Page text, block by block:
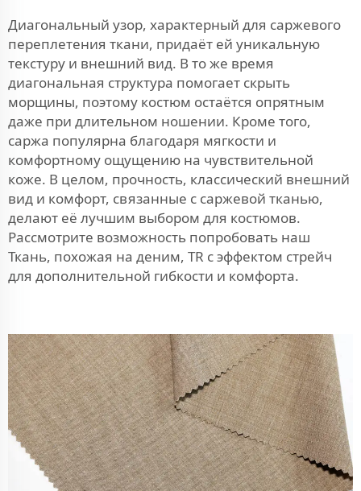
Диагональный узор, характерный для саржевого
переплетения ткани, придаёт ей уникальную
текстуру и внешний вид. В то же время
диагональная структура помогает скрыть
морщины, поэтому костюм остаётся опрятным
даже при длительном ношении. Кроме того,
саржа популярна благодаря мягкости и
комфортному ощущению на чувствительной
коже. В целом, прочность, классический внешний
вид и комфорт, связанные с саржевой тканью,
делают её лучшим выбором для костюмов.
Рассмотрите возможность попробовать наш
Ткань, похожая на деним, TR с эффектом стрейч
для дополнительной гибкости и комфорта.